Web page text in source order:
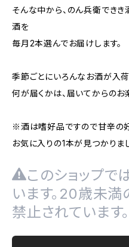
そんな中から、のん兵衛でき
酒を
毎月2本選んでお届けします。
季節ごとにいろんなお酒が入荷
何が届くかは、届いてからのお
※酒は嗜好品ですので甘辛の
お気に入りの1本が見つかりま
このショップで
います。20歳未
禁止されています。